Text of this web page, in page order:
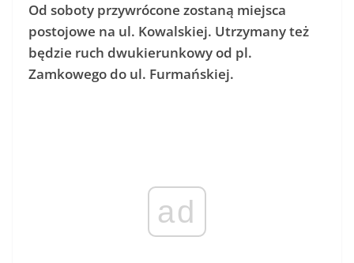
Od soboty przywrócone zostaną miejsca
postojowe na ul. Kowalskiej. Utrzymany też
będzie ruch dwukierunkowy od pl.
Zamkowego do ul. Furmańskiej.
ad